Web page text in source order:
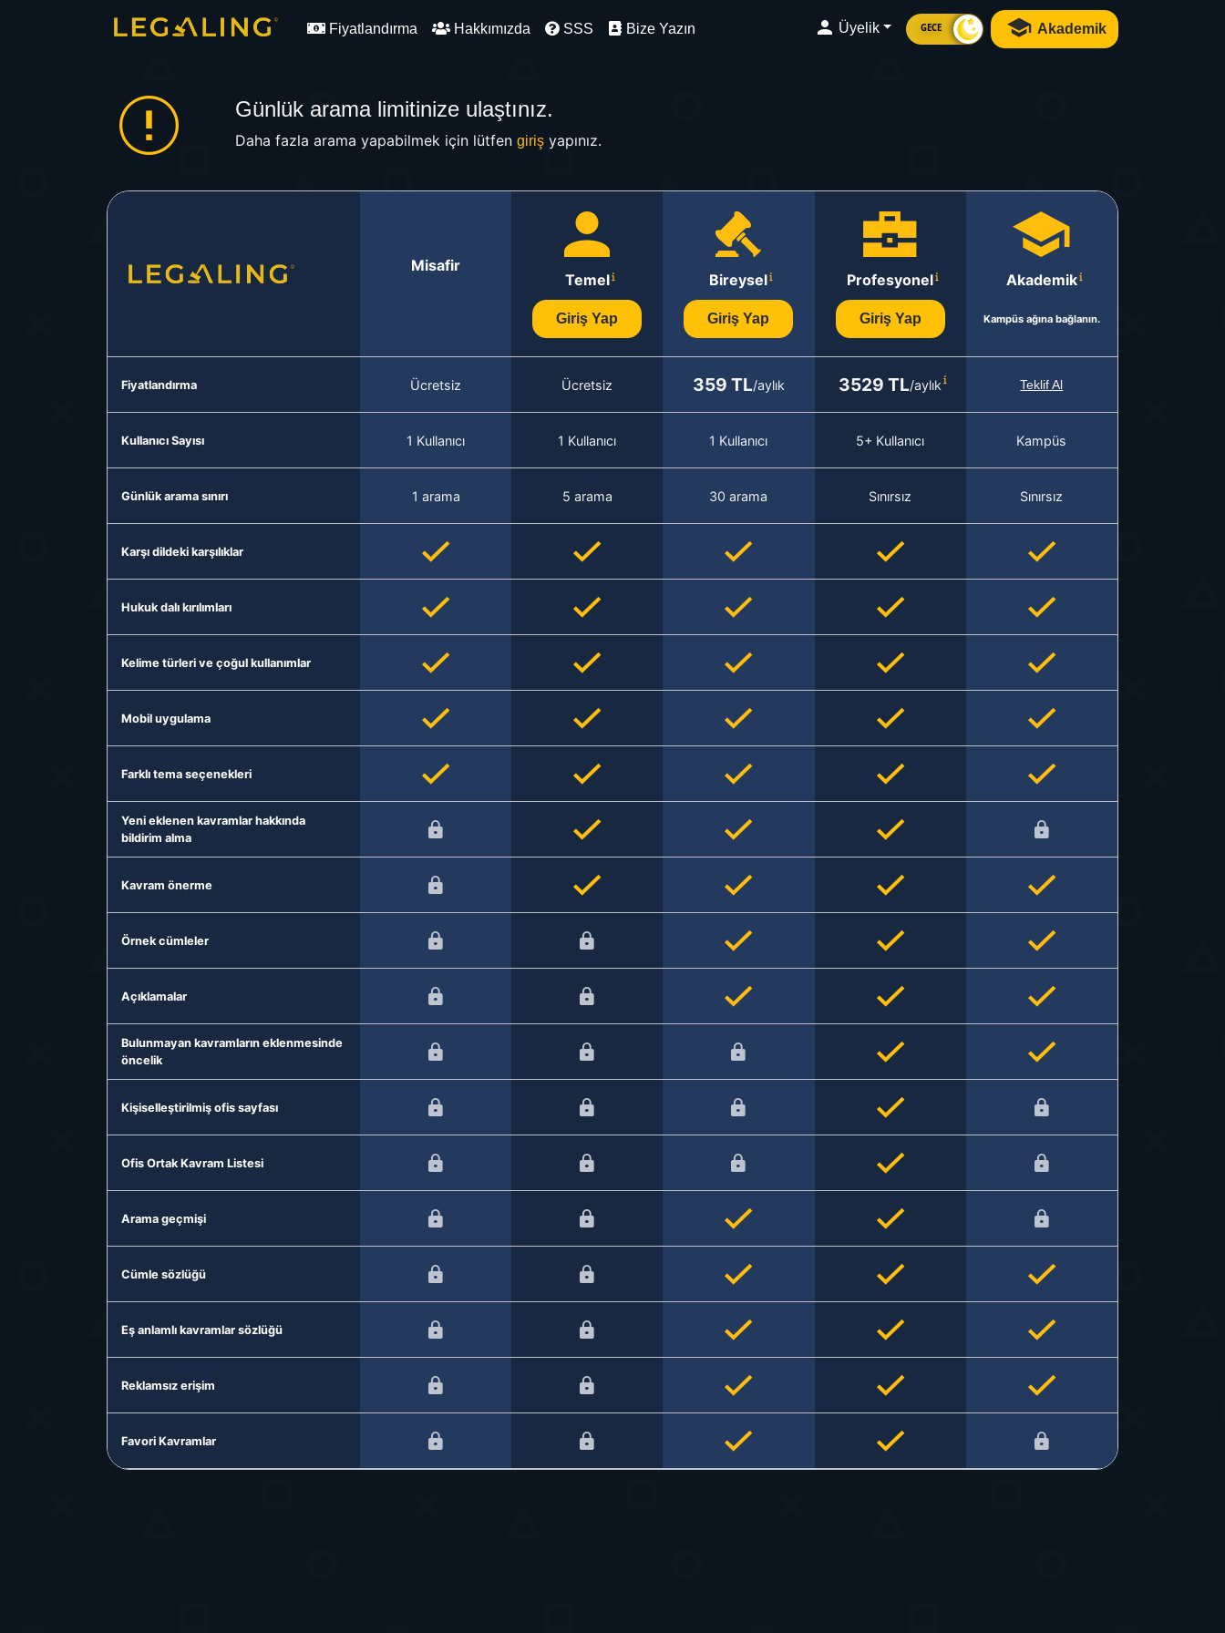
Fiyatlandırma Hakkımızda SSS Bize Yazın Üyelik GECE Akademik
Günlük arama limitinize ulaştınız.
Daha fazla arama yapabilmek için lütfen girişyapınız.
Misafir
Temel
Giriş Yap
Bireysel
Giriş Yap
Profesyonel
Giriş Yap
Akademik
Kampüs ağına bağlanın.
Fiyatlandırma Ücretsiz Ücretsiz 359 TL/aylık 3529 TL/aylık Teklif Al
Kullanıcı Sayısı 1 Kullanıcı 1 Kullanıcı 1 Kullanıcı 5+ Kullanıcı Kampüs
Günlük arama sınırı 1 arama 5 arama 30 arama Sınırsız Sınırsız
Karşı dildeki karşılıklar
Hukuk dalı kırılımları
Kelime türleri ve çoğul kullanımlar
Mobil uygulama
Farklı tema seçenekleri
Yeni eklenen kavramlar hakkında
bildirim alma
Kavram önerme
Örnek cümleler
Açıklamalar
Bulunmayan kavramların eklenmesinde
öncelik
Kişiselleştirilmiş ofis sayfası
Ofis Ortak Kavram Listesi
Arama geçmişi
Cümle sözlüğü
Eş anlamlı kavramlar sözlüğü
Reklamsız erişim
Favori Kavramlar